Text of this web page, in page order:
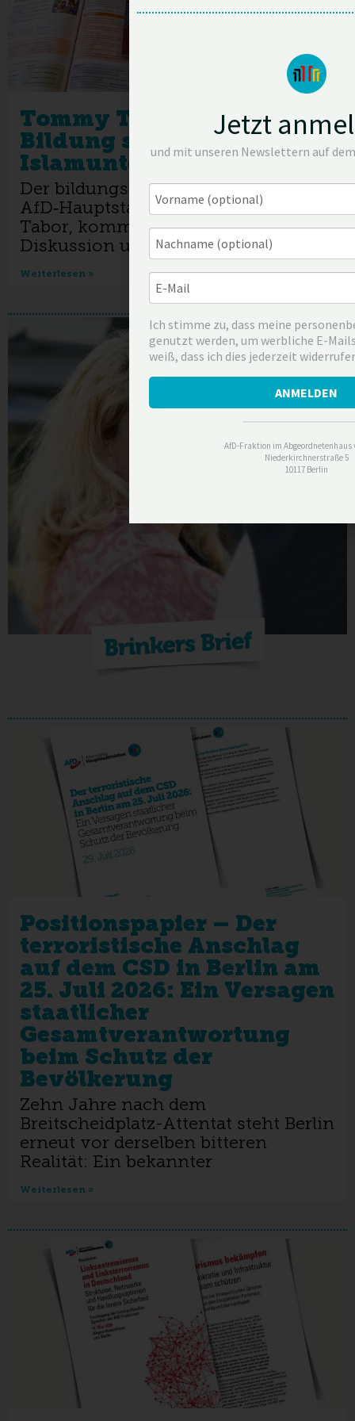
Tommy Tabor (AfD): Mehr
Bildung statt
Islamunterricht!
Der bildungspolitische Sprecher der
AfD‑Hauptstadtfraktion, Tommy
Tabor, kommentiert die aktuelle
Diskussion um Islamunterricht an
Weiterlesen »
Positionspapier – Der
terroristische Anschlag
auf dem CSD in Berlin am
25. Juli 2026: Ein Versagen
staatlicher
Gesamtverantwortung
beim Schutz der
Bevölkerung
Zehn Jahre nach dem
Breitscheidplatz-Attentat steht Berlin
erneut vor derselben bitteren
Realität: Ein bekannter
Weiterlesen »
Jetzt
und mit unseren Newslettern auf
Ich stimme zu, dass meine
genutzt werden, um werbliche E-
weiß, dass ich dies jederzeit
ANMELDEN
AfD-Fraktion im Abgeordnetenhaus
Niederkirchnerstraße 5
10117 Berlin